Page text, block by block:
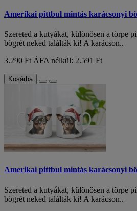
Amerikai pittbul mintás karácsonyi
Szereted a kutyákat, különösen a törpe
bögrét neked találták ki! A karácson..
3.290 Ft ÁFA nélkül: 2.591 Ft
Kosárba
Amerikai pittbul mintás karácsonyi
Szereted a kutyákat, különösen a törpe
bögrét neked találták ki! A karácson..